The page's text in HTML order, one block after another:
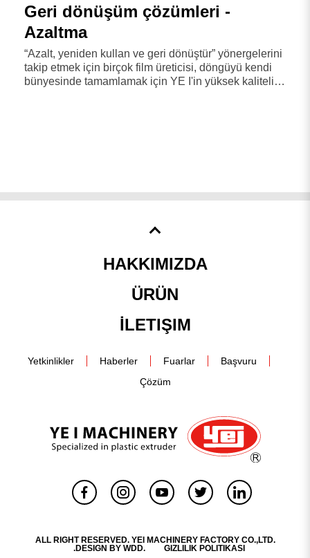
Geri dönüşüm çözümleri -
Azaltma
“Azalt, yeniden kullan ve geri dönüştür” yönergelerini
takip etmek için birçok film üreticisi, döngüyü kendi
bünyesinde tamamlamak için YE I'in yüksek kaliteli
belirtti. Ancak "Azaltmak" söz konusu olduğunda,
nihayet bunu başarmanın bir yolunu buldular! Daha
yüksek kalite ve maliyet tasarrufu sağlarken,
HAKKIMIZDA
ÜRÜN
İLETIŞIM
Yetkinlikler Haberler Fuarlar
Başvuru
Çözüm
ALL RIGHT RESERVED. YEI MACHINERY FACTORY CO.,LTD.
.DESIGN BY WDD. GIZLILIK POLITIKASI